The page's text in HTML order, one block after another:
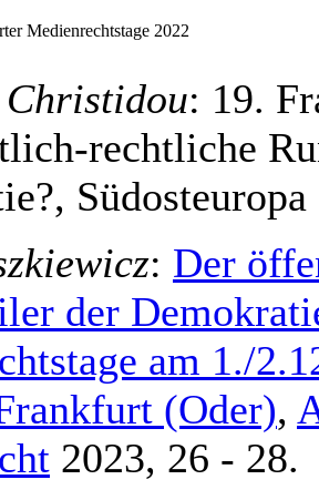
Medienrechtstage 2022
: 19.
rechtliche
: Der
der
am 1./
(Oder),
2023, 26 - 28.